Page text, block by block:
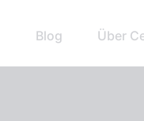
Blog Über